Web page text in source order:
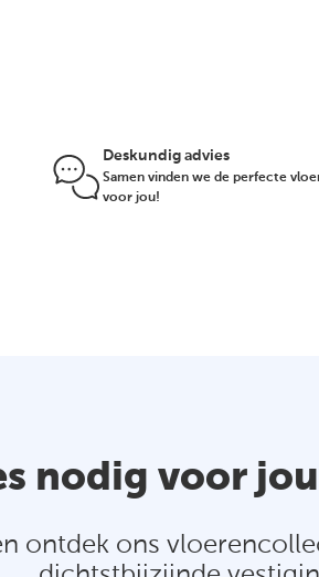
Deskundig advies
Samen vinden we de perfecte
voor jou!
nodig voor
ontdek ons